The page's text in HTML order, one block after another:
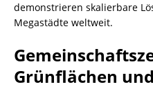
demonstrieren skalierbare
Megastädte weltweit.
Grünflächen